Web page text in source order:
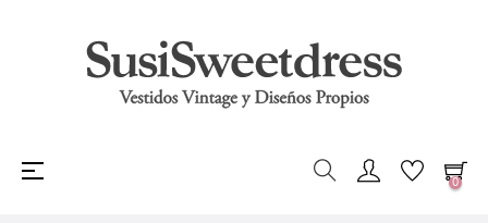
Navegación
☰
0